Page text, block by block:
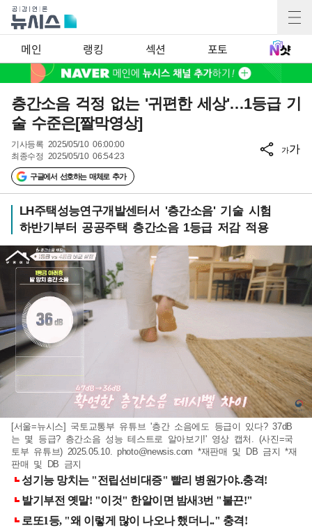
메인 랭킹 섹션 포토
층간소음 걱정 없는 '귀편한 세상'…1등급 기
술 수준은[짤막영상]
기사등록 2025/05/10 06:00:00
최종수정 2025/05/10 06:54:23
구글에서 선호하는 매체로 추가
가가
LH주택성능연구개발센터서 '층간소음' 기술 시험
하반기부터 공공주택 층간소음 1등급 저감 적용
[서울=뉴시스] 국토교통부 유튜브 '층간 소음에도 등급이 있다? 37dB
는 몇 등급? 층간소음 성능 테스트로 알아보기!' 영상 캡처. (사진=국
토부 유튜브) 2025.05.10. photo@newsis.com *재판매 및 DB 금지 *재
판매 및 DB 금지